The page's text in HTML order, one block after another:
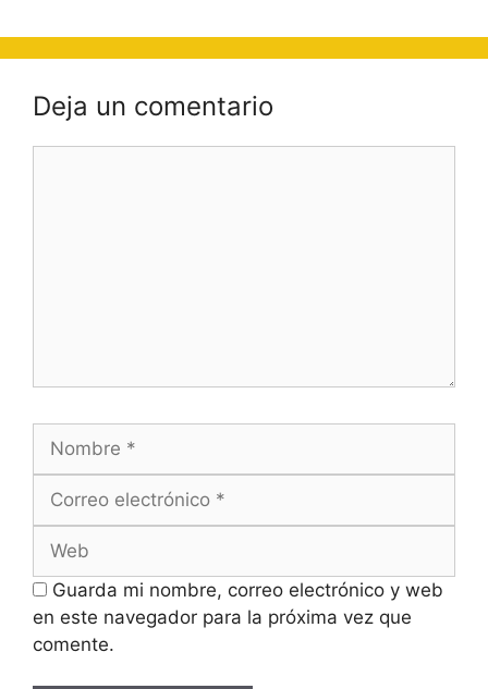
Deja un comentario
electrónico
Guarda mi nombre, correo electrónico y web
en este navegador para la próxima vez que
comente.